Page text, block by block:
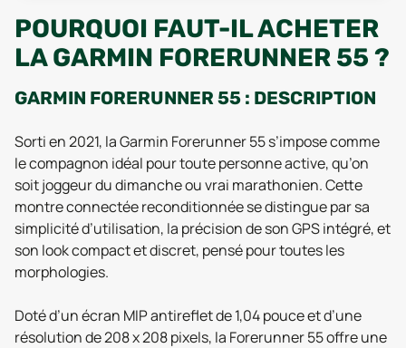
POURQUOI FAUT-IL ACHETER
LA GARMIN FORERUNNER 55 ?
GARMIN FORERUNNER 55 : DESCRIPTION
Sorti en 2021, la Garmin Forerunner 55 s’impose comme
le compagnon idéal pour toute personne active, qu’on
soit joggeur du dimanche ou vrai marathonien. Cette
montre connectée reconditionnée se distingue par sa
simplicité d’utilisation, la précision de son GPS intégré, et
son look compact et discret, pensé pour toutes les
morphologies.
Doté d’un écran MIP antireflet de 1,04 pouce et d’une
résolution de 208 x 208 pixels, la Forerunner 55 offre une